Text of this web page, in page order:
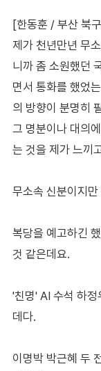
[한동훈 / 부산 북
제가 천년만년 무
니까 좀 소원했던
면서 통화를 했었
의 방향이 분명히
그 명분이나 대의
는 것을 제가 느끼
무소속 신분이지
복당을 예고하긴
것 같은데요.
'친명' AI 수석 하
데다.
이명박 박근혜 두